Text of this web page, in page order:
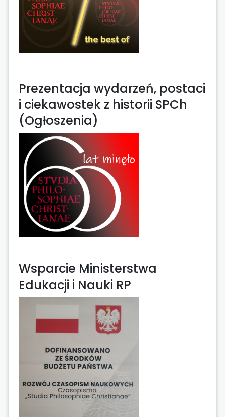
Prezentacja wydarzeń, postaci
i ciekawostek z historii SPCh
(Ogłoszenia)
Wsparcie Ministerstwa
Edukacji i Nauki RP